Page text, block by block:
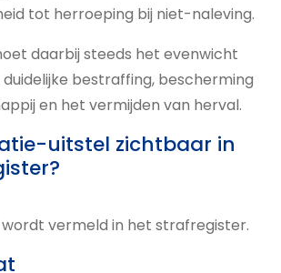
tot herroeping bij niet-naleving.
daarbij steeds het evenwicht
bestraffing, bescherming
en het vermijden van herval.
uitstel zichtbaar in
vermeld in het strafregister.